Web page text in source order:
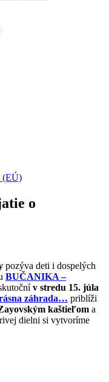
(EÚ)
o
pozýva deti i dospelých
BUČANIKA –
v stredu 15. júla
záhrada… priblíži
kaštieľom a
dielni si vytvoríme